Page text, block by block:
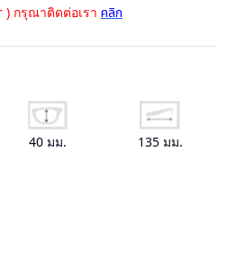
กรุณาติดต่อเรา คลิก
40มม. 135มม.